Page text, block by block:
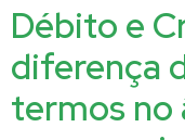
Débito e
diferença
termos